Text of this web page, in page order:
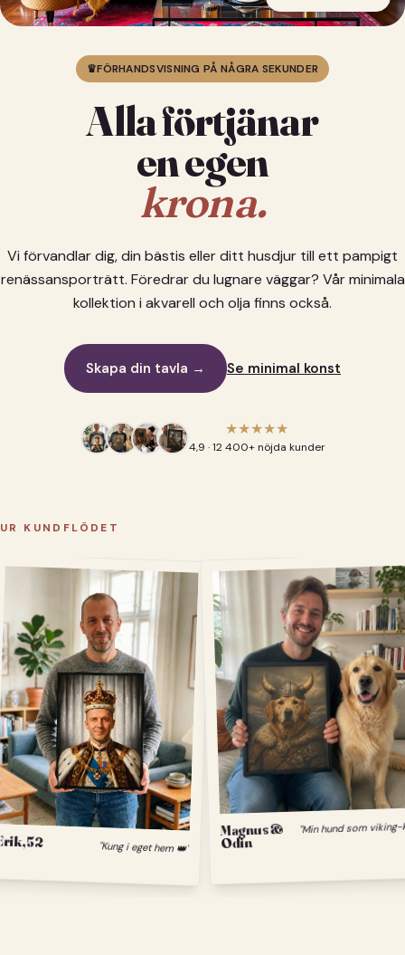
♛FÖRHANDSVISNING PÅ NÅGRA SEKUNDER
Alla förtjänar
en egen
krona.
Vi förvandlar dig, din bästis eller ditt husdjur till ett pampigt
renässansporträtt. Föredrar du lugnare väggar? Vår minimala
kollektion i akvarell och olja finns också.
Skapa din tavla → Se minimal konst
★★★★★
4,9 · 12 400+ nöjda kunder
UR KUNDFLÖDET
52 "Kung i eget hem 👑"
Magnus &
Odin